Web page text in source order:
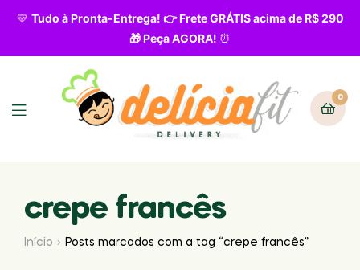
💛 Tudo à Pronta-Entrega! 👉 Frete GRÁTIS acima de R$ 290
🎁 Peça AGORA! ⏰
0
crepe francês
Início Posts marcados com a tag “crepe francês”